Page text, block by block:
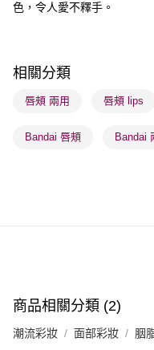
送貨方式
每筆HK$65.00，滿
確認發貨後1-3 工作天送達
(香港門市) 只顯示可選門市
取。逾期會取消訂單，並不
色，令人愛不釋手。
相關分類
唇頰 兩用 唇頰 lips
Bandai 唇頰 Bandai
商品相關分類 (2)
潮流彩妝 面部彩妝 胭